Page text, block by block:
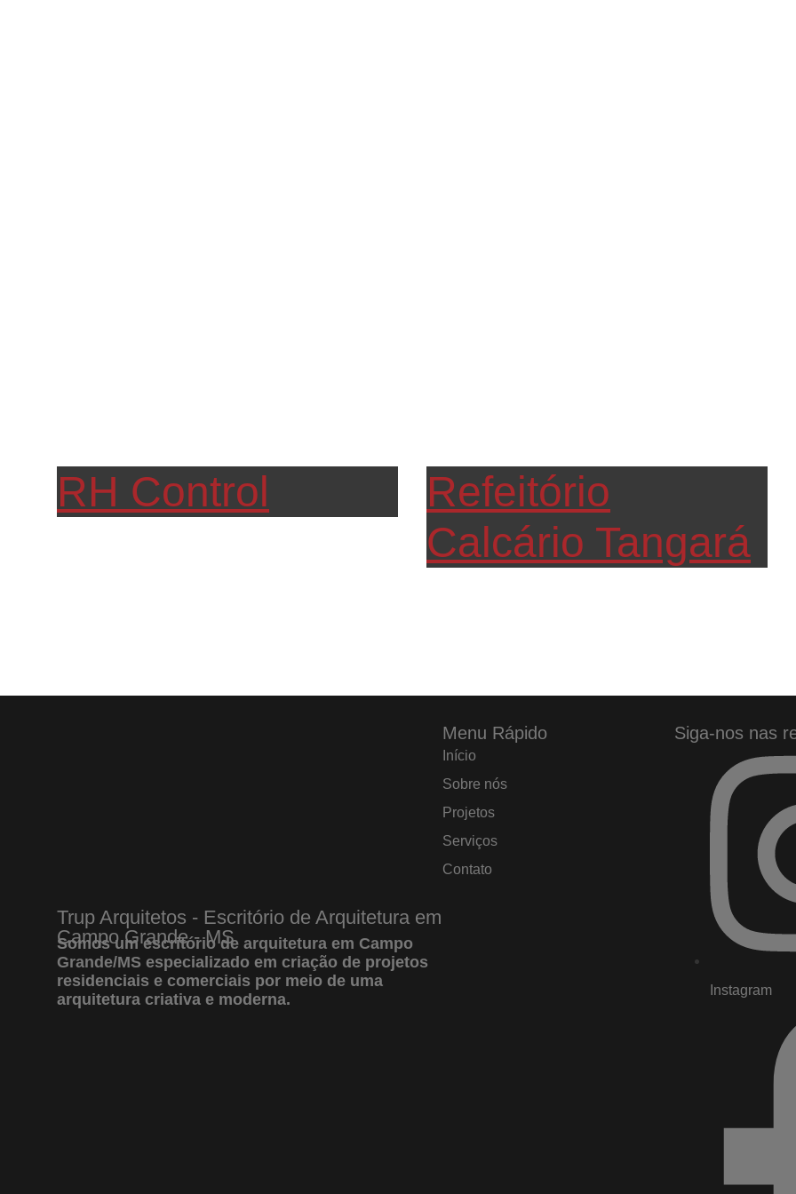
RH Control
Refeitório
Calcário Tangará
Trup Arquitetos - Escritório de Arquitetura em
Campo Grande - MS
Somos umescritório de arquitetura em Campo
Grande/MS especializado em criação de projetos
residenciais e comerciais por meio de uma
arquitetura criativa e moderna.
Menu Rápido
Início
Sobre nós
Projetos
Serviços
Contato
Siga-nos nas
Instagram